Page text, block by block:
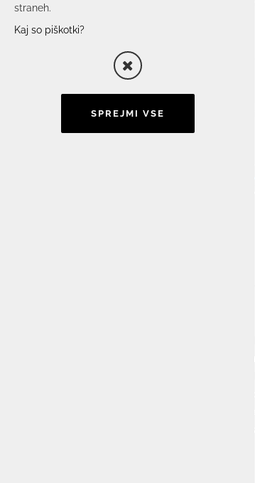
Sistemski inženir –
Iščemo sistemskega inženirja, ki želi delati na
področju diskovnih sistemov. Pri nas boš skrbel
arhitekturi in implementaciji ključnih rešitev ter
Ponujamo okolje, kjer je znanje cenjeno,
projekti pa dovolj raznoliki, da ti ne bo nikoli
sodobna orodja, ob tem pa zagotavljamo
straneh.
Kaj so piškotki?
SPREJMI VSE